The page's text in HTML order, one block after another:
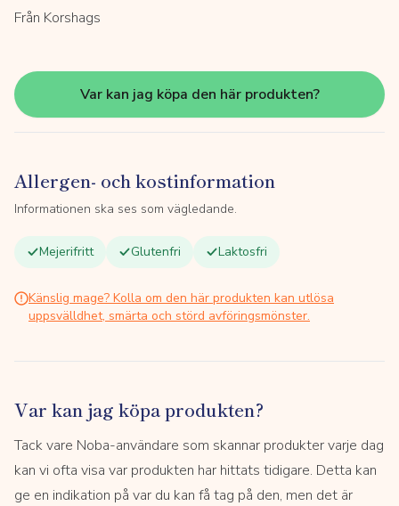
Från Korshags
Var kan jag köpa den här produkten?
Allergen- och kostinformation
Informationen ska ses som vägledande.
Mejerifritt Glutenfri Laktosfri
Känslig mage? Kolla om den här produkten kan utlösa
uppsvälldhet, smärta och störd avföringsmönster.
Var kan jag köpa produkten?
Tack vare Noba-användare som skannar produkter varje dag
kan vi ofta visa var produkten har hittats tidigare. Detta kan
ge en indikation på var du kan få tag på den, men det är